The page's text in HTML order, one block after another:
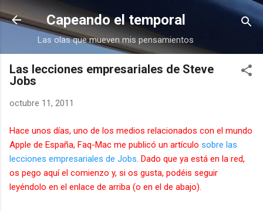
Ir al contenido principal
Capeando el temporal
Las olas que mueven mis pensamientos
Las lecciones empresariales de Steve
Jobs
octubre 11, 2011
Hace unos días, uno de los medios relacionados con el mundo
Apple de España, Faq-Mac me publicó un artículo sobre las
lecciones empresariales de Jobs . Dado que ya está en la red,
os pego aquí el comienzo y, si os gusta, podéis seguir
leyéndolo en el enlace de arriba (o en el de abajo).